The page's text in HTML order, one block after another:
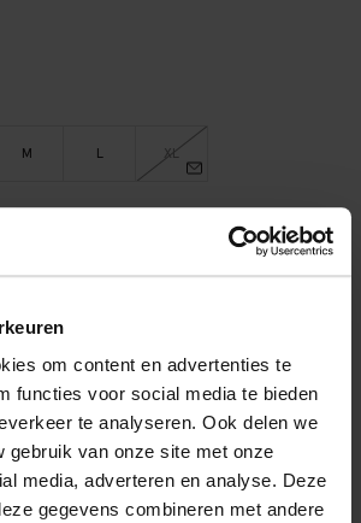
om content en advertenties te
functies voor social media te bieden
te analyseren. Ook delen we
gebruik van onze site met onze
media, adverteren en analyse. Deze
gegevens combineren met andere
M L XL
winkel
(1)